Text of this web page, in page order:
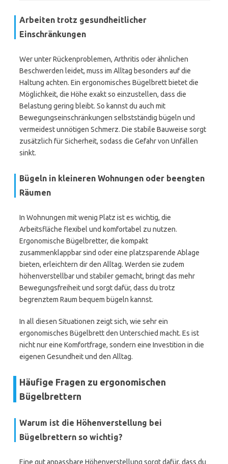
Arbeiten trotz gesundheitlicher
Einschränkungen
Wer unter Rückenproblemen, Arthritis oder ähnlichen
Beschwerden leidet, muss im Alltag besonders auf die
Haltung achten. Ein ergonomisches Bügelbrett bietet die
Möglichkeit, die Höhe exakt so einzustellen, dass die
Belastung gering bleibt. So kannst du auch mit
Bewegungseinschränkungen selbstständig bügeln und
vermeidest unnötigen Schmerz. Die stabile Bauweise sorgt
zusätzlich für Sicherheit, sodass die Gefahr von Unfällen
sinkt.
Bügeln in kleineren Wohnungen oder beengten
Räumen
In Wohnungen mit wenig Platz ist es wichtig, die
Arbeitsfläche flexibel und komfortabel zu nutzen.
Ergonomische Bügelbretter, die kompakt
zusammenklappbar sind oder eine platzsparende Ablage
bieten, erleichtern dir den Alltag. Werden sie zudem
höhenverstellbar und stabiler gemacht, bringt das mehr
Bewegungsfreiheit und sorgt dafür, dass du trotz
begrenztem Raum bequem bügeln kannst.
In all diesen Situationen zeigt sich, wie sehr ein
ergonomisches Bügelbrett den Unterschied macht. Es ist
nicht nur eine Komfortfrage, sondern eine Investition in die
eigenen Gesundheit und den Alltag.
Häufige Fragen zu ergonomischen
Bügelbrettern
Warum ist die Höhenverstellung bei
Bügelbrettern so wichtig?
Eine gut anpassbare Höhenverstellung sorgt dafür, dass du